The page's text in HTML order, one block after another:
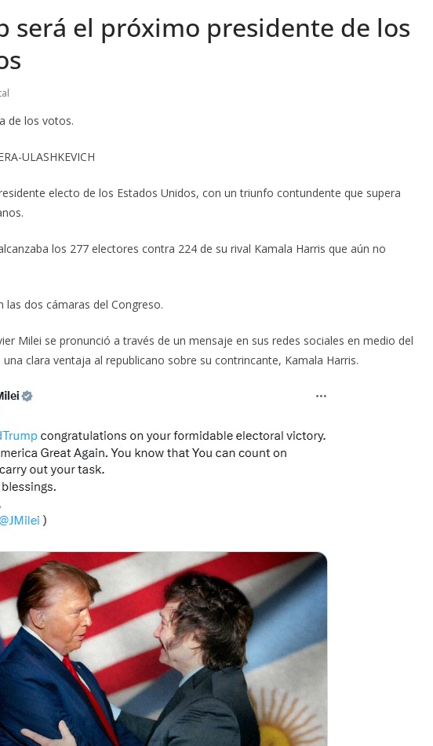
será el próximo presidente de los
de los votos.
ULASHKEVICH
electo de los Estados Unidos, con un triunfo contundente que supera
los 277 electores contra 224 de su rival Kamala Harris que aún no
las dos cámaras del Congreso.
Milei se pronunció a través de un mensaje en sus redes sociales en medio del
clara ventaja al republicano sobre su contrincante, Kamala Harris.